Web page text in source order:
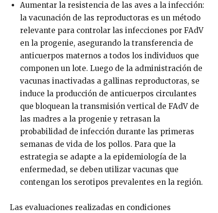
Aumentar la resistencia de las aves a la infección:
la vacunación de las reproductoras es un método
relevante para controlar las infecciones por FAdV
en la progenie, asegurando la transferencia de
anticuerpos maternos a todos los individuos que
componen un lote. Luego de la administración de
vacunas inactivadas a gallinas reproductoras, se
induce la producción de anticuerpos circulantes
que bloquean la transmisión vertical de FAdV de
las madres a la progenie y retrasan la
probabilidad de infección durante las primeras
semanas de vida de los pollos. Para que la
estrategia se adapte a la epidemiología de la
enfermedad, se deben utilizar vacunas que
contengan los serotipos prevalentes en la región.
Las evaluaciones realizadas en condiciones